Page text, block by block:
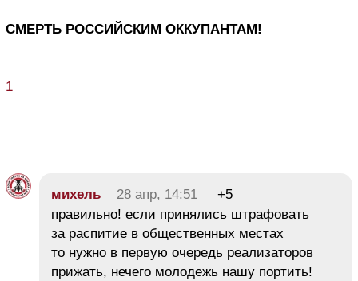
СМЕРТЬ РОССИЙСКИМ ОККУПАНТАМ!
1
михель 28 апр, 14:51
+5
правильно! если принялись штрафовать
за распитие в общественных местах
то нужно в первую очередь реализаторов
прижать, нечего молодежь нашу портить!